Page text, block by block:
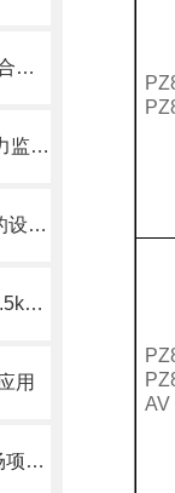
山西省汾阳医全科医生培养基地综合楼项目能耗监测系统的研究与应用
无锡港龙20KV变电所工程项目 电力监控系统的设计与应用
无锡城开*商业广场 电能管理系统的设计与应用
微机综合保护测控装置在某电厂10.5kV厂用电系统改造中的应用 缪利蓉
用
电能管理系统 在海南昌建.逸海广场项目中的应用
AV